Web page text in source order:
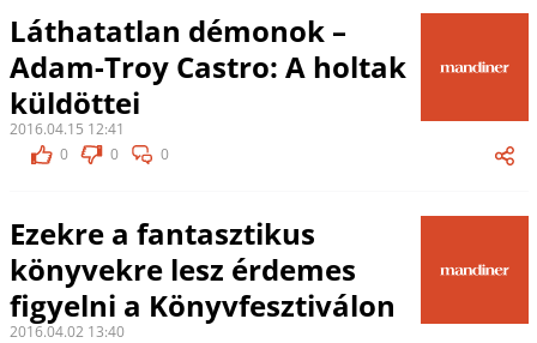
Láthatatlan démonok –
Adam-Troy Castro: A holtak
küldöttei
2016.04.15 12:41
0
0 0
Ezekre a fantasztikus
könyvekre lesz érdemes
figyelni a Könyvfesztiválon
2016.04.02 13:40